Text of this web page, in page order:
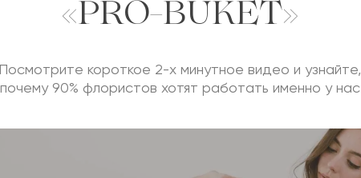
«PRO-BUKET»
короткое 2-х минутное видео и узнайте,
почему 90% флористов хотят работать именно у нас